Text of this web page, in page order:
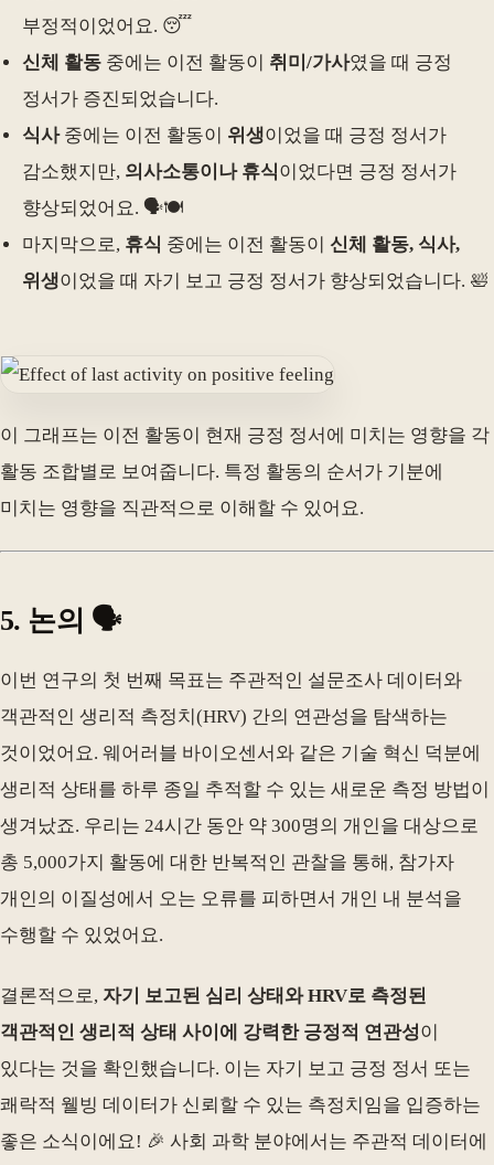
부정적이었어요. 😴
신체 활동 중에는 이전 활동이 취미/가사였을 때 긍정
정서가 증진되었습니다.
식사중에는 이전 활동이 위생이었을 때 긍정 정서가
감소했지만, 의사소통이나 휴식이었다면 긍정 정서가
향상되었어요. 🗣️🍽️
마지막으로, 휴식 중에는 이전 활동이 신체 활동, 식사,
위생이었을 때 자기 보고 긍정 정서가 향상되었습니다. 🛀
이 그래프는 이전 활동이 현재 긍정 정서에 미치는 영향을 각
활동 조합별로 보여줍니다. 특정 활동의 순서가 기분에
미치는 영향을 직관적으로 이해할 수 있어요.
5. 논의 🗣️
이번 연구의 첫 번째 목표는 주관적인 설문조사 데이터와
객관적인 생리적 측정치(HRV) 간의 연관성을 탐색하는
것이었어요. 웨어러블 바이오센서와 같은 기술 혁신 덕분에
생리적 상태를 하루 종일 추적할 수 있는 새로운 측정 방법이
생겨났죠. 우리는 24시간 동안 약 300명의 개인을 대상으로
총 5,000가지 활동에 대한 반복적인 관찰을 통해, 참가자
개인의 이질성에서 오는 오류를 피하면서 개인 내 분석을
수행할 수 있었어요.
결론적으로, 자기 보고된 심리 상태와 HRV로 측정된
객관적인 생리적 상태 사이에 강력한 긍정적 연관성이
있다는 것을 확인했습니다. 이는 자기 보고 긍정 정서 또는
쾌락적 웰빙 데이터가 신뢰할 수 있는 측정치임을 입증하는
좋은 소식이에요! 🎉 사회 과학 분야에서는 주관적 데이터에